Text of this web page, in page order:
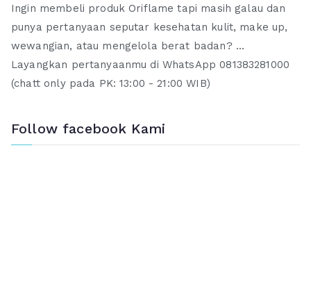
Ingin membeli produk Oriflame tapi masih galau dan
punya pertanyaan seputar kesehatan kulit, make up,
wewangian, atau mengelola berat badan? ...
Layangkan pertanyaanmu di WhatsApp 081383281000
(chatt only pada PK: 13:00 - 21:00 WIB)
Follow facebook Kami